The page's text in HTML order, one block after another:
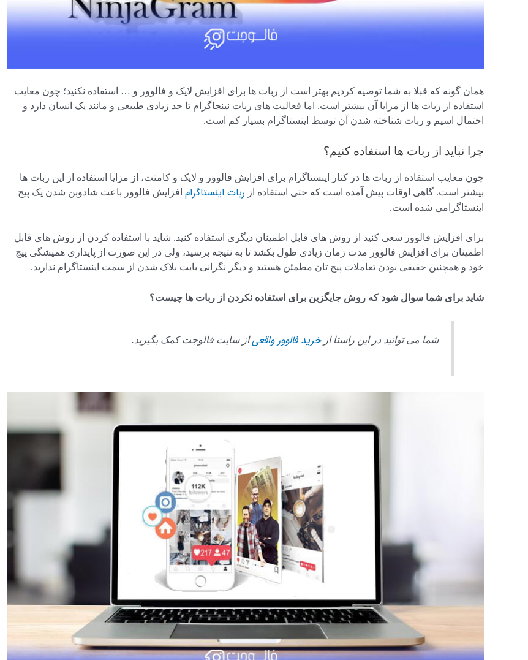
همان گونه که قبلا به شما توصیه کردیم بهتر است از ربات ها برای افزایش لایک و فالوور و … استفاده نکنید؛ چون معایب
استفاده از ربات ها از مزایا آن بیشتر است. اما فعالیت های ربات نینجاگرام تا حد زیادی طبیعی و مانند یک انسان دارد و
احتمال اسپم و ربات شناخته شدن آن توسط اینستاگرام بسیار کم است.
چرا نباید از ربات ها استفاده کنیم؟
چون معایب استفاده از ربات ها در کنار اینستاگرام برای افزایش فالوور و لایک و کامنت، از مزایا استفاده از این ربات ها
بیشتر است. گاهی اوقات پیش آمده است که حتی استفاده از ربات اینستاگرام افزایش فالوور باعث شادوبن شدن یک پیج
اینستاگرامی شده است.
برای افزایش فالوور سعی کنید از روش های قابل اطمینان دیگری استفاده کنید. شاید با استفاده کردن از روش های قابل
اطمینان برای افزایش فالوور مدت زمان زیادی طول بکشد تا به نتیجه برسید، ولی در این صورت از پایداری همیشگی پیج
خود و همچنین حقیقی بودن تعاملات پیج تان مطمئن هستید و دیگر نگرانی بابت بلاک شدن از سمت اینستاگرام ندارید.
شاید برای شما سوال شود که روش جایگزین برای استفاده نکردن از ربات ها چیست؟
شما می توانید در این راستا ازخرید فالوور واقعیاز سایت فالوجت کمک بگیرید.